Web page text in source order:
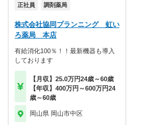
正社員 調剤薬局
株式会社協同プランニング 虹い
ろ薬局 本店
有給消化100％！！最新機器も導入
しております
【月収】25.0万円24歳～60歳
【年収】400万円～600万円24
歳～60歳
岡山県 岡山市中区